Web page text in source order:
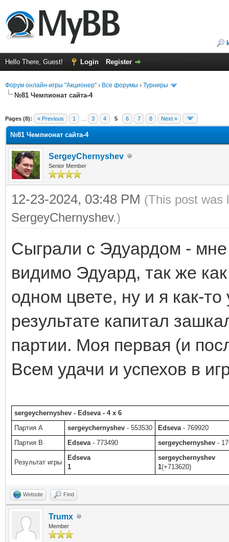
Hello There, Guest! Login Register
Форум онлайн-игры "Акционер" › Все форумы › Турниры
№81 Чемпионат сайта-4
Pages (8): « Previous 1 3 4 5 6 7 8 Next »
№81 Чемпионат сайта-4
SergeyChernyshev
Senior Member
12-23-2024, 03:48 PM (This post was
SergeyChernyshev.)
Сыграли с Эдуардом - мне
видимо Эдуард, так же
одном цвете, ну и я как-
результате капитал
партии. Моя первая (и
Всем удачи и успехов в
sergeychernyshev - Edseva - 4 x 6
Партия A
sergeychernyshev - 553530 Edseva - 769920
Партия B
Edseva - 773490 sergeychernyshev -
Результат игры
Edseva
1
sergeychernyshev
1(+713620)
Website Find
Trumx
Member